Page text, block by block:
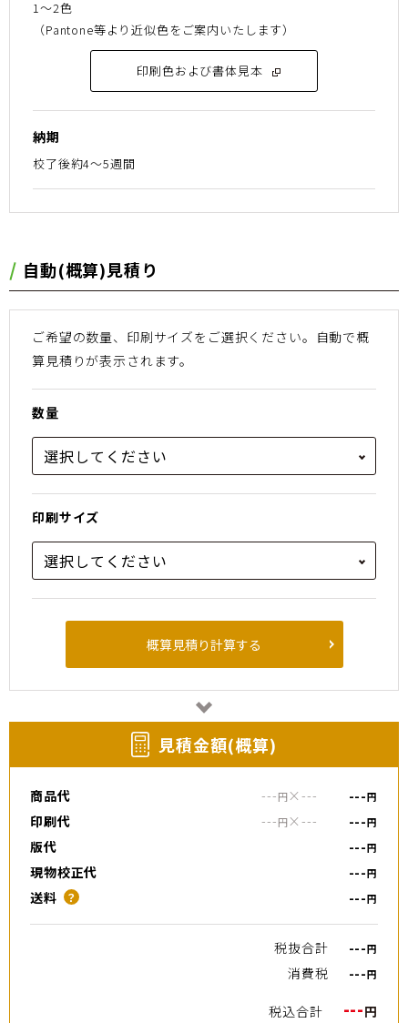
1～2色
（Pantone等より近似色をご案内いたします）
印刷色および書体見本
納期
校了後約4～5週間
⾃動(概算)⾒積り
ご希望の数量、印刷サイズをご選択ください。 ⾃動で概
算⾒積りが表⽰されます。
数量
印刷サイズ
概算見積り計算する
⾒積⾦額(概算)
商品代 ---円×--- ---円
印刷代 ---円×--- ---円
版代 ---円
現物校正代 ---円
送料 ？ ---円
税抜合計 ---円
消費税 ---円
税込合計 ---円